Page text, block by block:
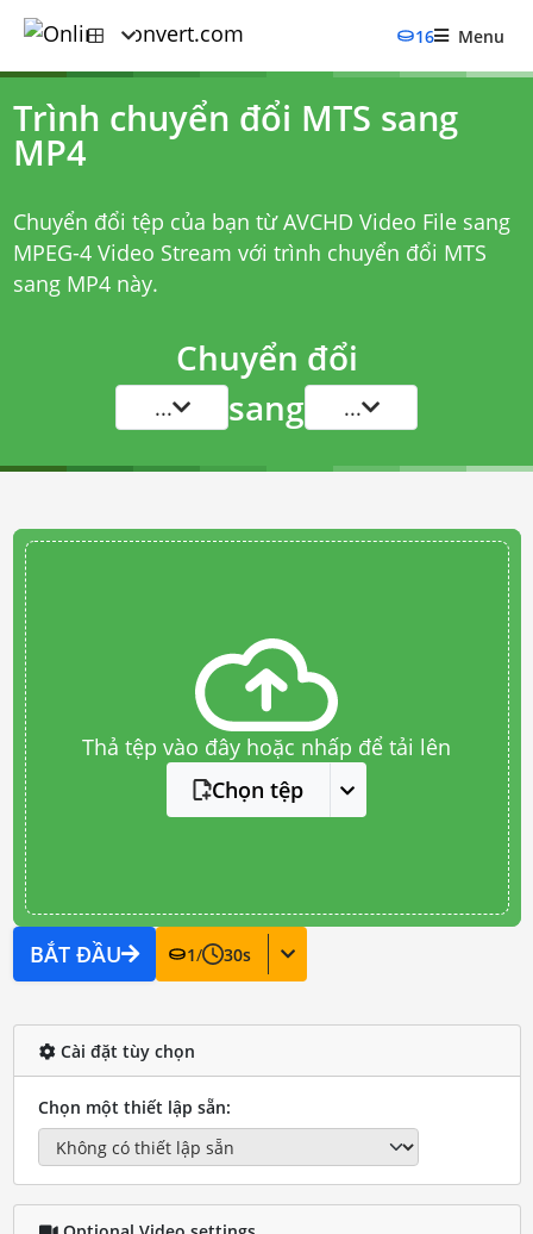
16 Menu
Trình chuyển đổi MTS sang
MP4
Chuyển đổi tệp của bạn từ AVCHD Video File sang
MPEG-4 Video Stream với trình chuyển đổi MTS
sang MP4này.
Chuyển đổi
... sang ...
Thả tệp vào đây hoặc nhấp để tải lên
Chọn tệp
BẮT ĐẦU 1/ 30s
Cài đặt tùy chọn
Chọn một thiết lập sẵn: